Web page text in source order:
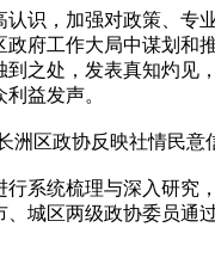
，加强对政策、专
府工作大局中谋划
之处，发表真知灼
益发声。
区政协反映社情民意
统梳理与深入研究
城区两级政协委员通